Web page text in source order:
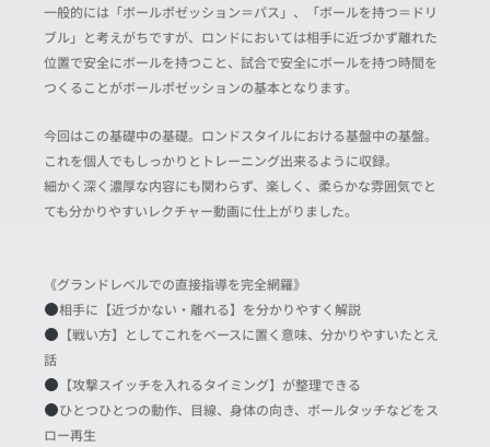
一般的には「ボールポゼッション＝パス」、「ボールを持つ＝ドリ
ブル」と考えがちですが、ロンドにおいては相手に近づかず離れた
位置で安全にボールを持つこと、試合で安全にボールを持つ時間を
つくることがボールポゼッションの基本となります。
今回はこの基礎中の基礎。ロンドスタイルにおける基盤中の基盤。
これを個人でもしっかりとトレーニング出来るように収録。
細かく深く濃厚な内容にも関わらず、楽しく、柔らかな雰囲気でと
ても分かりやすいレクチャー動画に仕上がりました。
《グランドレベルでの直接指導を完全網羅》
相手に【近づかない・離れる】を分かりやすく解説
【戦い方】としてこれをベースに置く意味、分かりやすいたとえ
話
【攻撃スイッチを入れるタイミング】が整理できる
ひとつひとつの動作、目線、身体の向き、ボールタッチなどをス
ロー再生